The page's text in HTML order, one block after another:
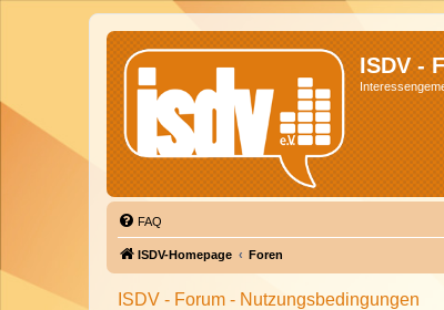
ISDV -
FAQ
ISDV-Homepage Foren
ISDV - Forum - Nutzungsbedingungen